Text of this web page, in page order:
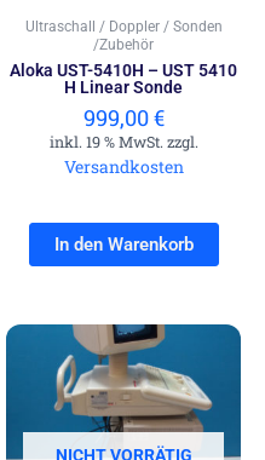
Ultraschall / Doppler / Sonden
/Zubehör
Aloka UST-5410H – UST 5410
H Linear Sonde
999,00€
inkl. 19 % MwSt. zzgl.
Versandkosten
In den Warenkorb
€.
NICHT VORRÄTIG